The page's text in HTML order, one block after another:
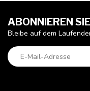
ABONNIEREN
Bleibe auf dem